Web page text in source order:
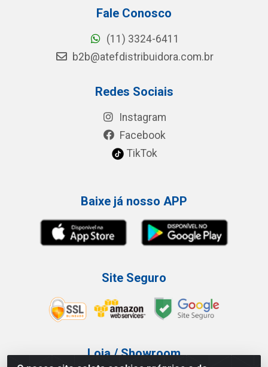
Fale Conosco
(11) 3324-6411
b2b@atefdistribuidora.com.br
Redes Sociais
Instagram
Facebook
TikTok
Baixe já nosso APP
Site Seguro
Loja / Showroom